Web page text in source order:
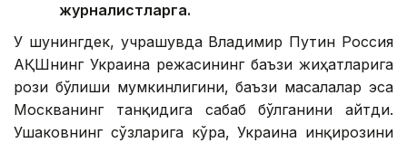
журналистларга.
У шунингдек, учрашувда Владимир Путин Россия
АҚШнинг Украина режасининг баъзи жиҳатларига
рози бўлиши мумкинлигини, баъзи масалалар эса
Москванинг танқидига сабаб бўлганини айтди.
Ушаковнинг сўзларига кўра, Украина инқирозини